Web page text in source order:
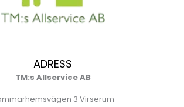
ADRESS
TM:s Allservice AB
3 Virserum